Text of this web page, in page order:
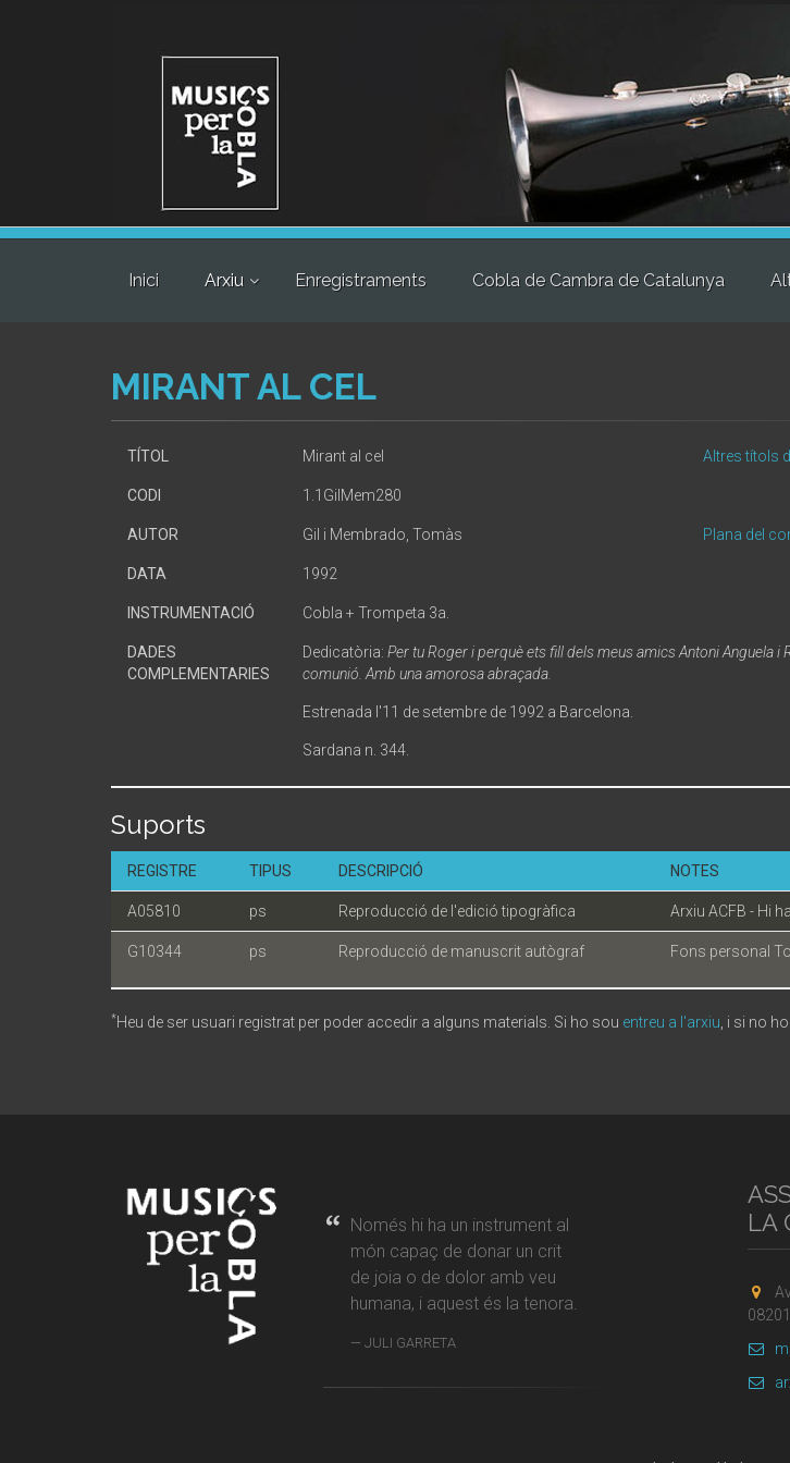
Inici Arxiu Enregistraments Cobla de Cambra de Catalunya
MIRANT AL CEL
TÍTOL Mirant al cel Altres títols
CODI 1.1GilMem280
AUTOR Gil i Membrado, Tomàs Plana del
DATA 1992
INSTRUMENTACIÓ Cobla + Trompeta 3a.
DADES
COMPLEMENTARIES
Dedicatòria: Per tu Roger i perquè ets fill dels meus amics Antoni Anguela
comunió. Amb una amorosa abraçada.
Estrenada l'11 de setembre de 1992 a Barcelona.
Sardana n. 344.
Suports
REGISTRE TIPUS DESCRIPCIÓ NOTES
A05810 ps Reproducció de l'edició tipogràfica Arxiu ACFB - Hi
G10344 ps Reproducció de manuscrit autògraf Fons personal
*Heu de ser usuari registrat per poder accedir a alguns materials. Si ho sou entreu a l'arxiu , i si no
Només hi ha un instrument al
món capaç de donar un crit
de joia o de dolor amb veu
humana, i aquest és la tenora.
JULI GARRETA
LA
08201